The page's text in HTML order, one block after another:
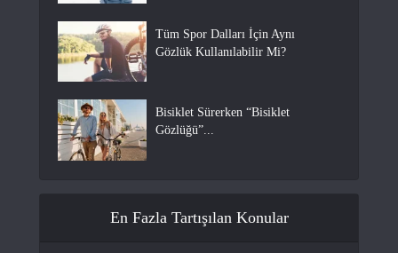
Tüm Spor Dalları İçin Aynı
Gözlük Kullanılabilir Mi?
Bisiklet Sürerken “Bisiklet
Gözlüğü”...
En Fazla Tartışılan Konular